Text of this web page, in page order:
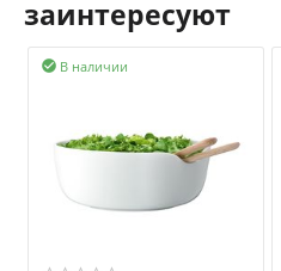
заинтересуют
В наличии
